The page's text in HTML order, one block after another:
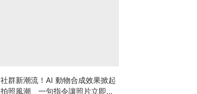
社群新潮流！AI 動物合成效果掀起
拍照風潮 一句指令讓照片立即升